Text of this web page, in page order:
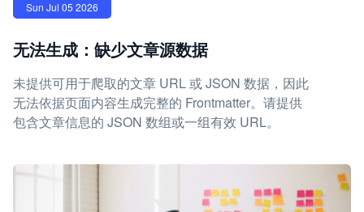
Sun Jul 05 2026
无法生成：缺少文章源数据
未提供可用于爬取的文章 URL 或 JSON 数据，因此
无法依据页面内容生成完整的 Frontmatter。请提供
包含文章信息的 JSON 数组或一组有效 URL。